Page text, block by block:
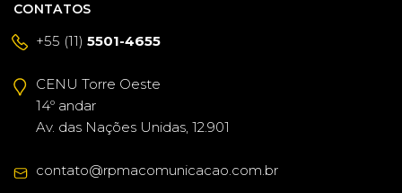
CONTATOS
+55 (11) 5501-4655
CENU Torre Oeste
14º andar
Av. das Nações Unidas, 12.901
contato@rpmacomunicacao.com.br